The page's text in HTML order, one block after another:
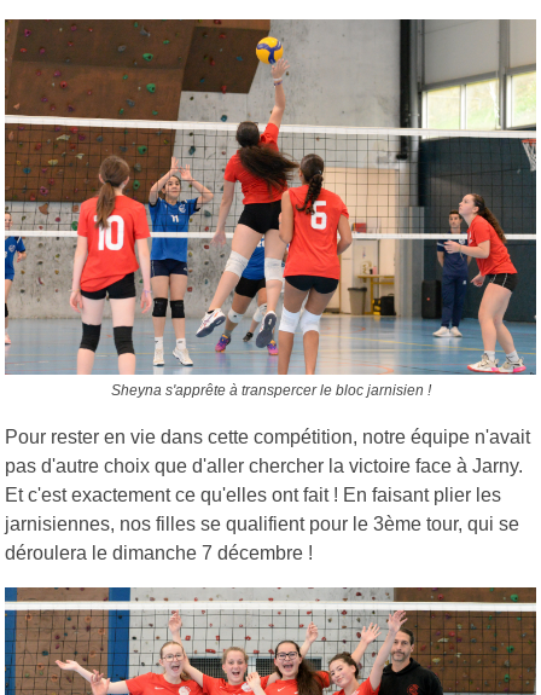
Sheyna s'apprête à transpercer le bloc jarnisien !
Pour rester en vie dans cette compétition, notre équipe n'avait
pas d'autre choix que d'aller chercher la victoire face à Jarny.
Et c'est exactement ce qu'elles ont fait ! En faisant plier les
jarnisiennes, nos filles se qualifient pour le 3ème tour, qui se
déroulera le dimanche 7 décembre !